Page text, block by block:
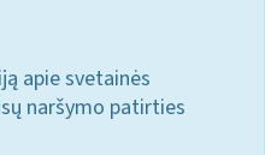
apie svetainės
naršymo patirties